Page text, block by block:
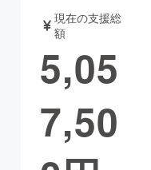
書籍・雑誌
チャレンジ
現在の支援総
額
5,05
7,50